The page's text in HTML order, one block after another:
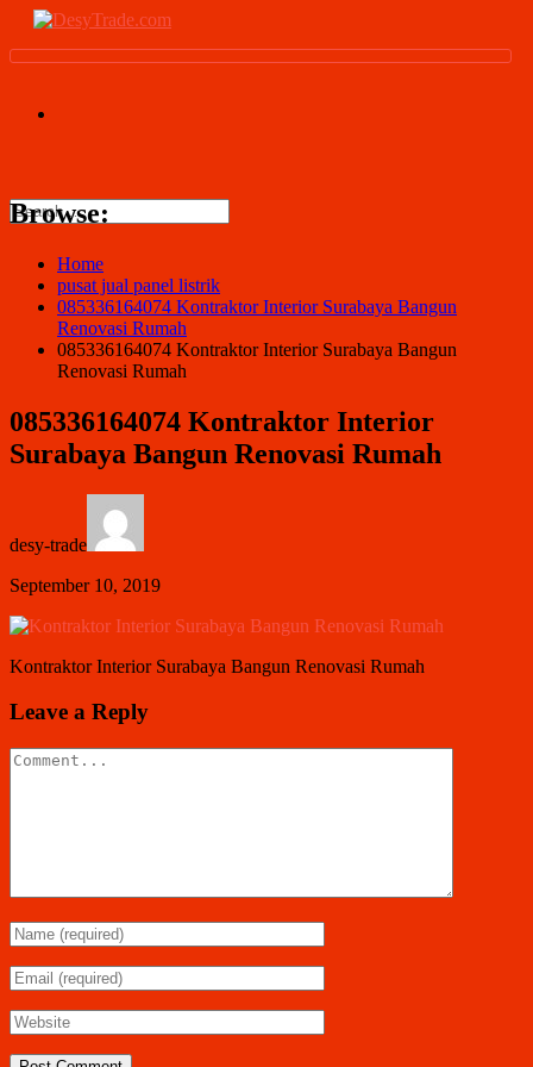
Browse:
Home
pusat jual panel listrik
085336164074 Kontraktor Interior Surabaya Bangun
Renovasi Rumah
085336164074 Kontraktor Interior Surabaya Bangun
Renovasi Rumah
085336164074 Kontraktor Interior
Surabaya Bangun Renovasi Rumah
desy-trade
September 10, 2019
Kontraktor Interior Surabaya Bangun Renovasi Rumah
Leave a Reply